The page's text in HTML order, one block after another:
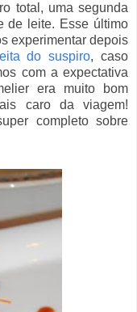
total, uma segunda
de leite. Esse último
experimentar depois
do suspiro, caso
com a expectativa
era muito bom
caro da viagem!
completo sobre